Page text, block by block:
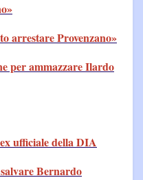
arrestare Provenzano»
per ammazzare Ilardo
ufficiale della DIA
Bernardo